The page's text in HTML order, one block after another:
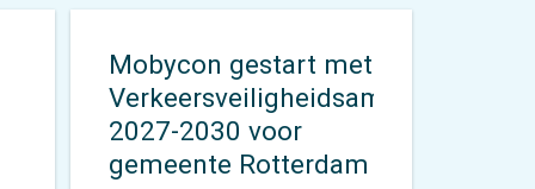
‘Iedereen mee’. Alex
Roedoe & Veronique
Rietman zijn allebei
spreker tijdens het
congres en Otto
Cazemier neemt einde
Mobycon gestart met
Verkeersveiligheidsambitie
2027-2030 voor
gemeente Rotterdam